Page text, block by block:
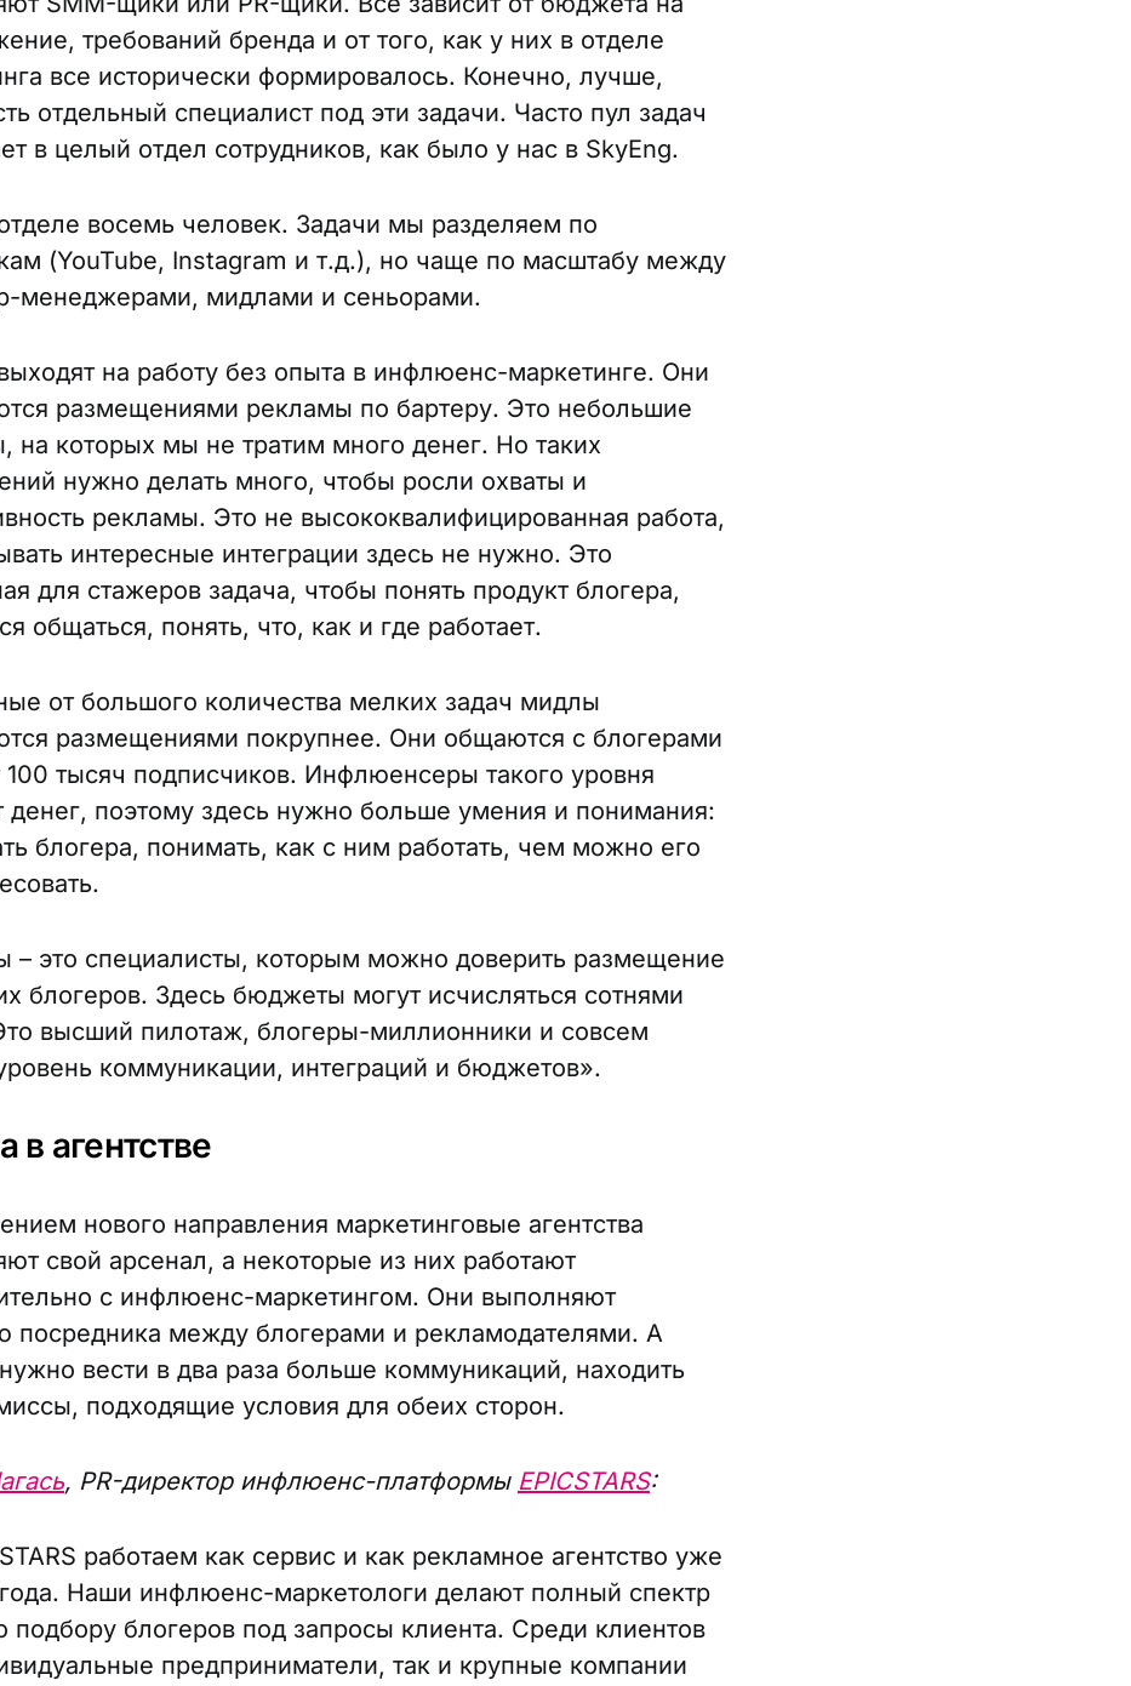
требований бренда и от того, как у них в отделе
все исторически формировалось. Конечно, лучше,
отдельный специалист под эти задачи. Часто пул задач
в целый отдел сотрудников, как было у нас в SkyEng.
восемь человек. Задачи мы разделяем по
(YouTube, Instagram и т.д.), но чаще по масштабу между
менеджерами, мидлами и сеньорами.
на работу без опыта в инфлюенс-маркетинге. Они
размещениями рекламы по бартеру. Это небольшие
на которых мы не тратим много денег. Но таких
нужно делать много, чтобы росли охваты и
рекламы. Это не высококвалифицированная работа,
интересные интеграции здесь не нужно. Это
для стажеров задача, чтобы понять продукт блогера,
общаться, понять, что, как и где работает.
от большого количества мелких задач мидлы
размещениями покрупнее. Они общаются с блогерами
100 тысяч подписчиков. Инфлюенсеры такого уровня
денег, поэтому здесь нужно больше умения и понимания:
блогера, понимать, как с ним работать, чем можно его
– это специалисты, которым можно доверить размещение
блогеров. Здесь бюджеты могут исчисляться сотнями
высший пилотаж, блогеры-миллионники и совсем
коммуникации, интеграций и бюджетов».
в агентстве
нового направления маркетинговые агентства
свой арсенал, а некоторые из них работают
с инфлюенс-маркетингом. Они выполняют
посредника между блогерами и рекламодателями. А
вести в два раза больше коммуникаций, находить
подходящие условия для обеих сторон.
, PR-директор инфлюенс-платформы EPICSTARS:
работаем как сервис и как рекламное агентство уже
Наши инфлюенс-маркетологи делают полный спектр
подбору блогеров под запросы клиента. Среди клиентов
предприниматели, так и крупные компании